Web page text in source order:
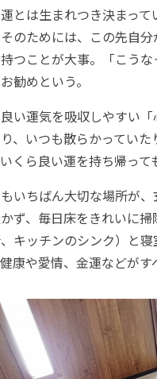
とは生まれつき決まっ
のためには、この先自
つことが大事。「こう
勧めという。
い運気を吸収しやすい
り、いつも散らかってい
くら良い運を持ち帰って
いちばん大切な場所が
ず、毎日床をきれいに
キッチンのシンク）と
康や愛情、金運などがす